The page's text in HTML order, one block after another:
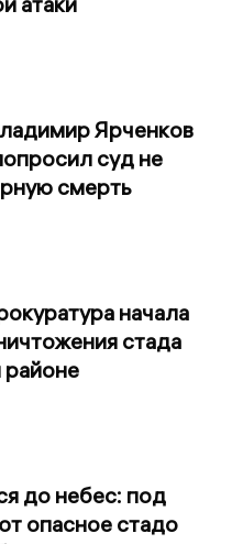
Ярченков
суд не
смерть
начала
стада
до небес: под
опасное стадо